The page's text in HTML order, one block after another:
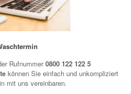
Rufnummer0800 122 122 5
können Sie einfach und unkompliziert
mit uns vereinbaren.